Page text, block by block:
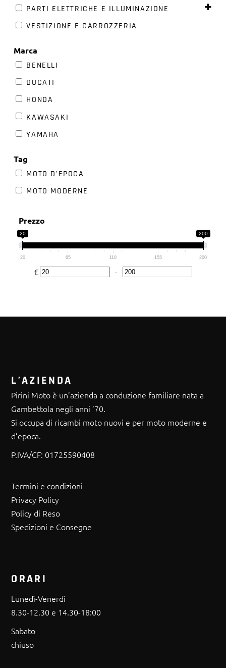
PARTI ELETTRICHE E ILLUMINAZIONE
VESTIZIONE E CARROZZERIA
Marca
BENELLI
DUCATI
HONDA
KAWASAKI
YAMAHA
Tag
MOTO D'EPOCA
MOTO MODERNE
Prezzo
20 200
20 65 110 155 200
€
Minimum Price
-
Maximum Price
L’AZIENDA
Pirini Moto è un’azienda a conduzione familiare nata a
Gambettola negli anni ’70.
Si occupa di ricambi moto nuovi e per moto moderne e
d’epoca.
P.IVA/CF: 01725590408
Termini e condizioni
Privacy Policy
Policy di Reso
Spedizioni e Consegne
ORARI
Lunedì-Venerdì
8.30-12.30 e 14.30-18:00
Sabato
chiuso